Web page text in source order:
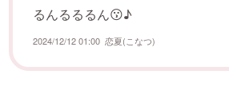
るんるるるん😗♪
2024/12/12 01:00 恋夏(こなつ)